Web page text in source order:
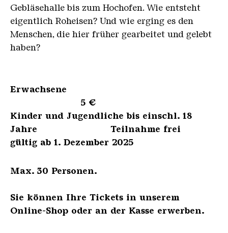
Gebläsehalle bis zum Hochofen. Wie entsteht
eigentlich Roheisen? Und wie erging es den
Menschen, die hier früher gearbeitet und gelebt
haben?
Erwachsene
5 €
Kinder und Jugendliche bis einschl. 18
Jahre Teilnahme frei
gültig ab 1. Dezember 2025
Max. 30 Personen.
Sie können Ihre Tickets in unserem
Online-Shop oder an der Kasse erwerben.